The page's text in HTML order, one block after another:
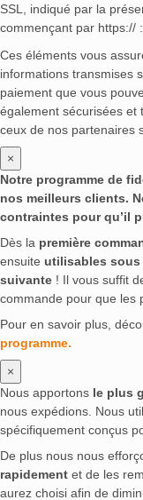
SSL, indiqué par la
commençant par https:// :
Ces éléments vous
informations transmises
paiement que vous
également sécurisées et
ceux de nos partenaires
×
Notre programme de
nos meilleurs clients.
contraintes pour qu’il
Dès la première
ensuite utilisables sous
suivante ! Il vous suffit
commande pour que les
Pour en savoir plus,
programme.
×
Nous apportons le plus
nous expédions. Nous
spécifiquement conçus
De plus nous nous
rapidement et de les
aurez choisi afin de